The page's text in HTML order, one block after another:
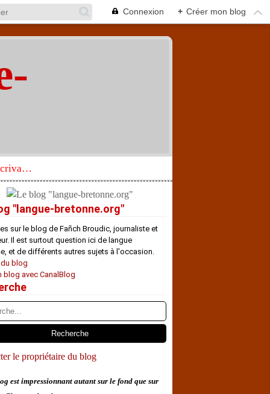
Connexion + Créer mon blog
Réhabilitation d’un écrivain de langue bretonne aujourd’hui mal connu et méconnu
"langue-bretonne.org"
sur le blog de Fañch Broudic, journaliste et
Il est surtout question ici de langue
et de différents autres sujets à l'occasion.
blog
blog avec CanalBlog
le propriétaire du blog
est impressionnant autant sur le fond que sur